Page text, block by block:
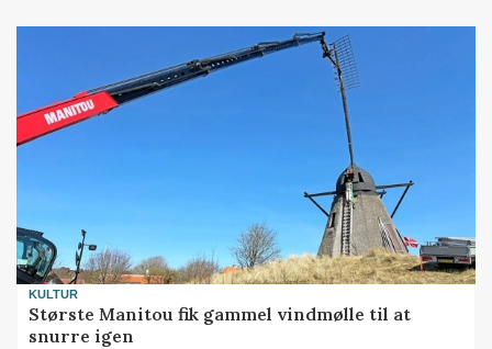
KULTUR
Største Manitou fik gammel vindmølle til at
snurre igen